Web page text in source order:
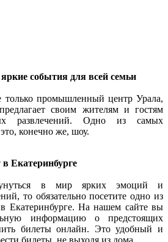
события для всей семьи
только промышленный центр Урала,
своим жителям и гостям
развлечений. Одно из самых
конечно же, шоу.
Екатеринбурге
в мир ярких эмоций и
то обязательно посетите одно из
Екатеринбурге. На нашем сайте вы
информацию о предстоящих
билеты онлайн. Это удобный и
билеты, не выходя из дома.